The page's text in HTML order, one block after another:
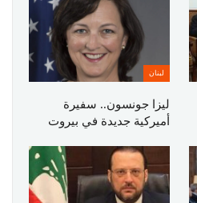
لبنان
ليزا جونسون.. سفيرة
أميركية جديدة في بيروت